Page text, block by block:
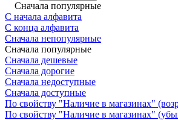
Сначала популярные
С начала алфавита
С конца алфавита
Сначала непопулярные
Сначала популярные
Сначала дешевые
Сначала дорогие
Сначала недоступные
Сначала доступные
По свойству "Наличие в магазинах"
По свойству "Наличие в магазинах"